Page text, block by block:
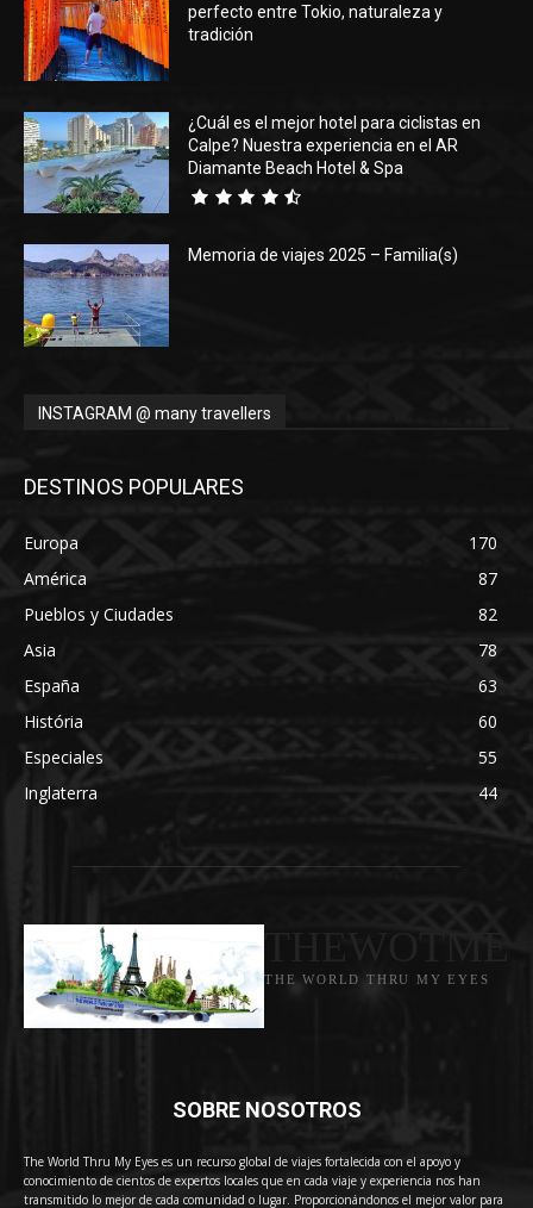
perfecto entre Tokio, naturaleza y
tradición
¿Cuál es el mejor hotel para ciclistas en
Calpe? Nuestra experiencia en el AR
Diamante Beach Hotel & Spa
Memoria de viajes 2025 – Familia(s)
INSTAGRAM @ many travellers
DESTINOS POPULARES
Europa
170
América
87
Pueblos y Ciudades
82
Asia
78
España
63
História
60
Especiales
55
Inglaterra
44
THE WORLD THRU MY EYES
SOBRE NOSOTROS
The World Thru My Eyes es un recurso global de viajes fortalecida con el apoyo y
conocimiento de cientos de expertos locales que en cada viaje y experiencia nos han
transmitido lo mejor de cada comunidad o lugar. Proporcionándonos el mejor valor para